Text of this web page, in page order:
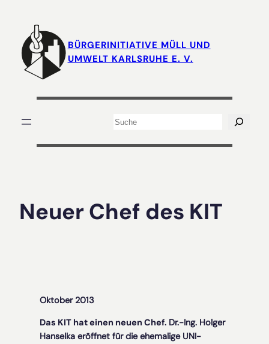
springen
BÜRGERINITIATIVE MÜLL UND
UMWELT KARLSRUHE E. V.
Suchen
Neuer Chef des KIT
Oktober 2013
Das KIT hat einen neuen Chef. Dr.-Ing. Holger
Hanselka eröffnet für die ehemalige UNI-